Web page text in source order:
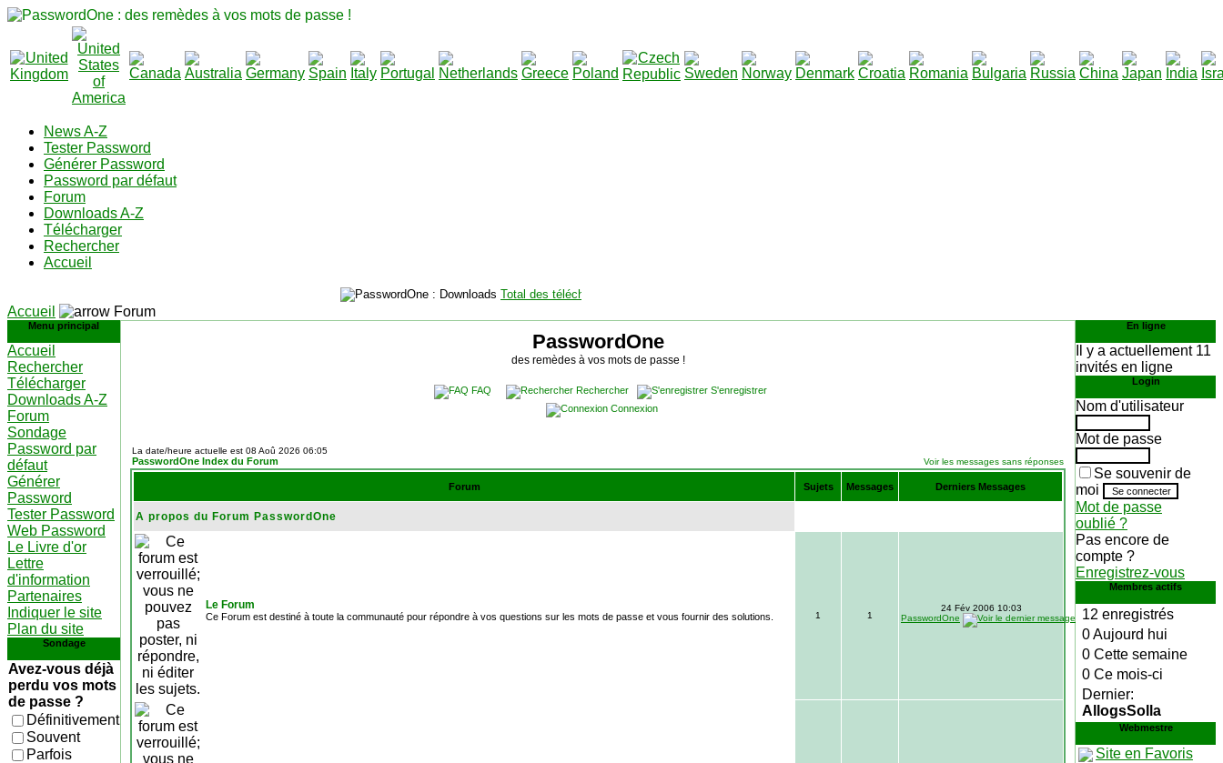
News A-Z
Tester Password
Générer Password
Password par défaut
Forum
Downloads A-Z
Télécharger
Rechercher
Accueil
Total des téléchargements
Accueil
Forum
Menu principal
Accueil
Rechercher
Télécharger
Downloads A-Z
Forum
Sondage
Password par
défaut
Générer
Password
Tester Password
Web Password
Le Livre d'or
Lettre
d'information
Partenaires
Indiquer le site
Plan du site
Sondage
Avez-vous déjà
perdu vos mots
de passe ?
Définitivement
Souvent
Parfois
PasswordOne
des remèdes à vos mots de passe !
FAQ Rechercher
S'enregistrer
Connexion
La date/heure actuelle est 08 Aoû 2026 06:05
PasswordOne Index du Forum Voir les messages sans réponses
Forum Sujets Messages Derniers Messages
A propos du Forum PasswordOne
Le Forum
Ce Forum est destiné à toute la communauté pour répondre à vos questions sur les mots de passe et vous fournir des solutions. 1 1
24 Fév 2006 10:03
PasswordOne
En ligne
Il y a actuellement 11
invités en ligne
Login
Nom d'utilisateur
Mot de passe
Se souvenir de
moi
Mot de passe
oublié ?
Pas encore de
compte ?
Enregistrez-vous
Membres actifs
12 enregistrés
0 Aujourd hui
0 Cette semaine
0 Ce mois-ci
Dernier:
AllogsSolla
Webmestre
Site en Favoris